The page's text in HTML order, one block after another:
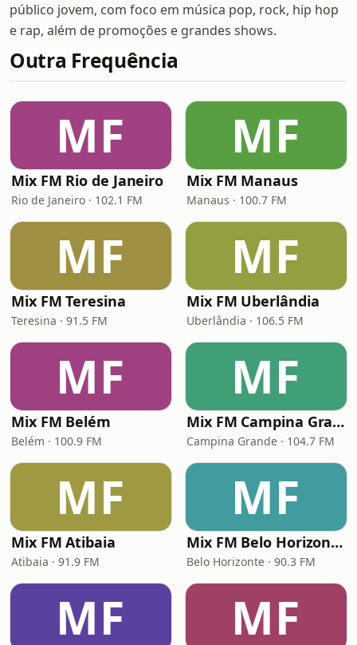
público jovem, com foco em música pop, rock, hip hop
e rap, além de promoções e grandes shows.
Outra Frequência
MF
Mix FM Rio de Janeiro
Rio de Janeiro · 102.1 FM
MF
Mix FM Manaus
Manaus · 100.7 FM
MF
Mix FM Teresina
Teresina · 91.5 FM
MF
Mix FM Uberlândia
Uberlândia · 106.5 FM
MF
Mix FM Belém
Belém · 100.9 FM
MF
Mix FM Campina Grande
Campina Grande · 104.7 FM
MF
Mix FM Atibaia
Atibaia · 91.9 FM
MF
Mix FM Belo Horizonte
Belo Horizonte · 90.3 FM
MF MF